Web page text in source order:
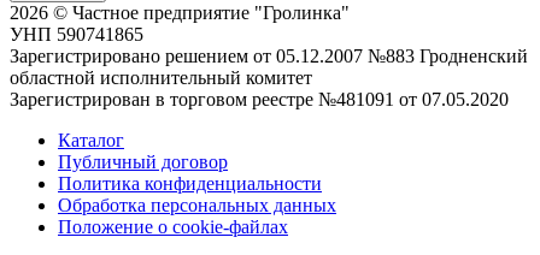
2026 © Частное предприятие "Гролинка"
УНП 590741865
Зарегистрировано решением от 05.12.2007 №883 Гродненский
областной исполнительный комитет
Зарегистрирован в торговом реестре №481091 от 07.05.2020
Каталог
Публичный договор
Политика конфиденциальности
Обработка персональных данных
Положение о cookie-файлах